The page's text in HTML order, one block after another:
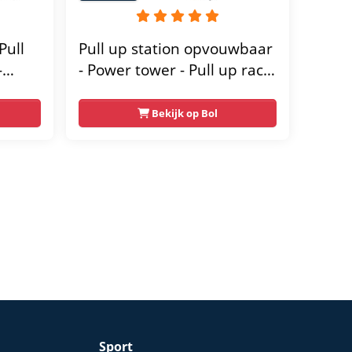
Pull up station opvouwbaar
- Power tower - Pull up rack
Bekijk op Bol
Sport